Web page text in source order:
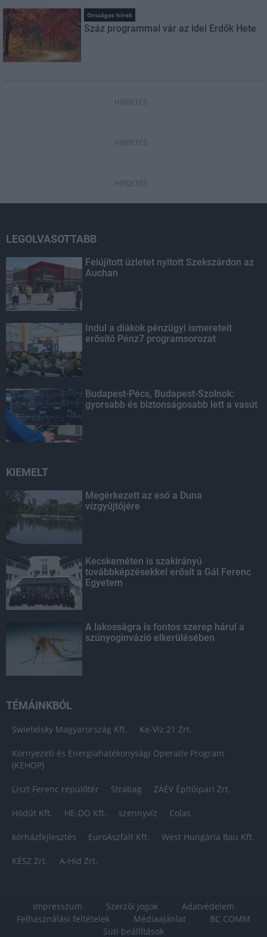
Országos hírek
Száz programmal vár az idei Erdők Hete
HIRDETÉS
HIRDETÉS
HIRDETÉS
LEGOLVASOTTABB
Felújított üzletet nyitott Szekszárdon az
Auchan
Indul a diákok pénzügyi ismereteit
erősítő Pénz7 programsorozat
Budapest-Pécs, Budapest-Szolnok:
gyorsabb és biztonságosabb lett a vasút
KIEMELT
Megérkezett az eső a Duna
vízgyűjtőjére
Kecskeméten is szakirányú
továbbképzésekkel erősít a Gál Ferenc
Egyetem
A lakosságra is fontos szerep hárul a
szúnyoginvázió elkerülésében
TÉMÁINKBÓL
Swietelsky Magyarország Kft. Ke-Víz 21 Zrt.
Környezeti és Energiahatékonysági Operatív Program
(KEHOP)
Liszt Ferenc repülőtér Strabag ZÁÉV Építőipari Zrt.
Hódút Kft. HE-DO Kft. szennyvíz Colas
kórházfejlesztés EuroAszfalt Kft. West Hungária Bau Kft.
KÉSZ Zrt. A-Híd Zrt.
Impresszum Szerzői jogok
Adatvédelem
Felhasználási feltételek
Médiaajánlat
BC COMM
Süti beállítások